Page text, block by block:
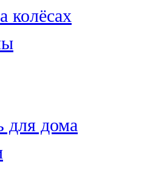
колёсах
для дома